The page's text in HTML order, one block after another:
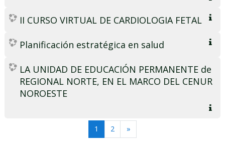
II CURSO VIRTUAL DE CARDIOLOGIA FETAL
Planificación estratégica en salud
LA UNIDAD DE EDUCACIÓN PERMANENTE de
REGIONAL NORTE, EN EL MARCO DEL CENUR
NOROESTE
1 (actual)
2 »Siguiente